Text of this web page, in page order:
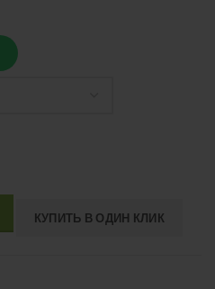
КУПИТЬ В ОДИН КЛИК